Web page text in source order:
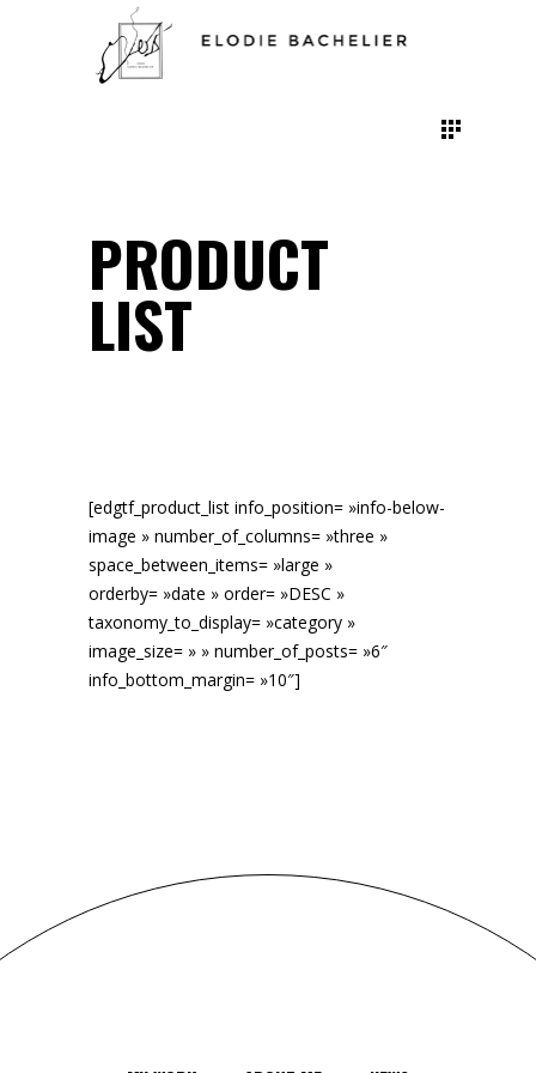
PRODUCT
LIST
[edgtf_product_list info_position= »info-below-
image » number_of_columns= »three »
space_between_items= »large »
orderby= »date » order= »DESC »
taxonomy_to_display= »category »
image_size= » » number_of_posts= »6″
info_bottom_margin= »10″]